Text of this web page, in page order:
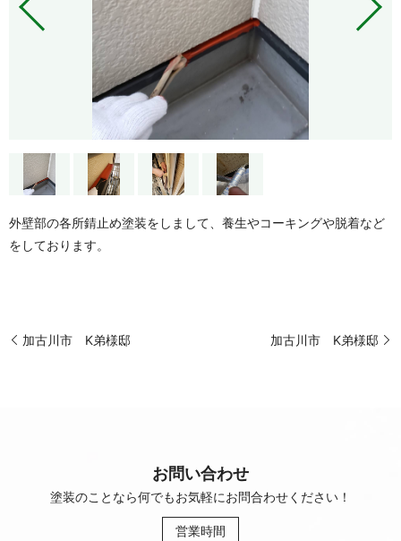
外壁部の各所錆止め塗装をしまして、養生やコーキングや脱着など
をしております。
加古川市 K弟様邸 加古川市 K弟様邸
お問い合わせ
塗装のことなら何でもお気軽にお問合わせください！
営業時間